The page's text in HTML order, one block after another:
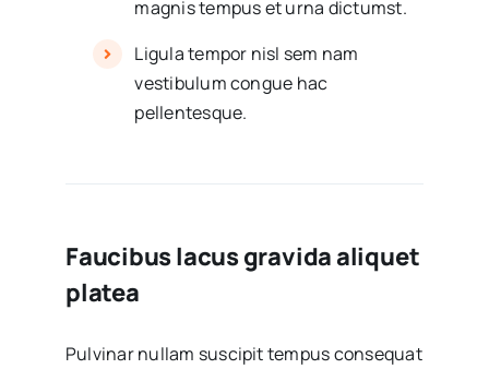
magnis tempus et urna dictumst.
Ligula tempor nisl sem nam
vestibulum congue hac
pellentesque.
Faucibus lacus gravida aliquet
platea
Pulvinar nullam suscipit tempus consequat